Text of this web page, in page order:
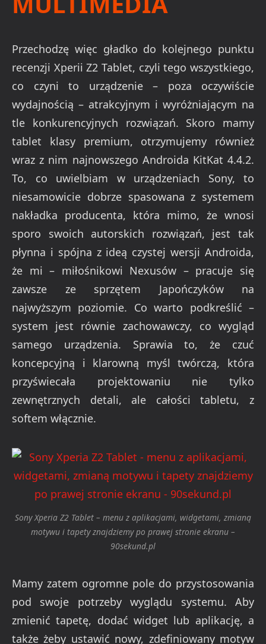
Przechodzę więc gładko do kolejnego punktu
recenzji Xperii Z2 Tablet, czyli tego wszystkiego,
co czyni to urządzenie – poza oczywiście
wydajnością – atrakcyjnym i wyróżniającym na
tle konkurencyjnych rozwiązań. Skoro mamy
tablet klasy premium, otrzymujemy również
wraz z nim najnowszego Androida KitKat 4.4.2.
To, co uwielbiam w urządzeniach Sony, to
niesamowicie dobrze spasowana z systemem
nakładka producenta, która mimo, że wnosi
sporo swoich autorskich rozwiązań, jest tak
płynna i spójna z ideą czystej wersji Androida,
że mi – miłośnikowi Nexusów – pracuje się
zawsze ze sprzętem Japończyków na
najwyższym poziomie. Co warto podkreślić –
system jest równie zachowawczy, co wygląd
samego urządzenia. Sprawia to, że czuć
koncepcyjną i klarowną myśl twórczą, która
przyświecała projektowaniu nie tylko
zewnętrznych detali, ale całości tabletu, z
softem włącznie.
Sony Xperia Z2 Tablet – menu z aplikacjami, widgetami, zmianą
motywu i tapety znajdziemy po prawej stronie ekranu –
90sekund.pl
Mamy zatem ogromne pole do przystosowania
pod swoje potrzeby wyglądu systemu. Aby
zmienić tapetę, dodać widget lub aplikację, a
także żeby ustawić nowy, zdefiniowany motyw